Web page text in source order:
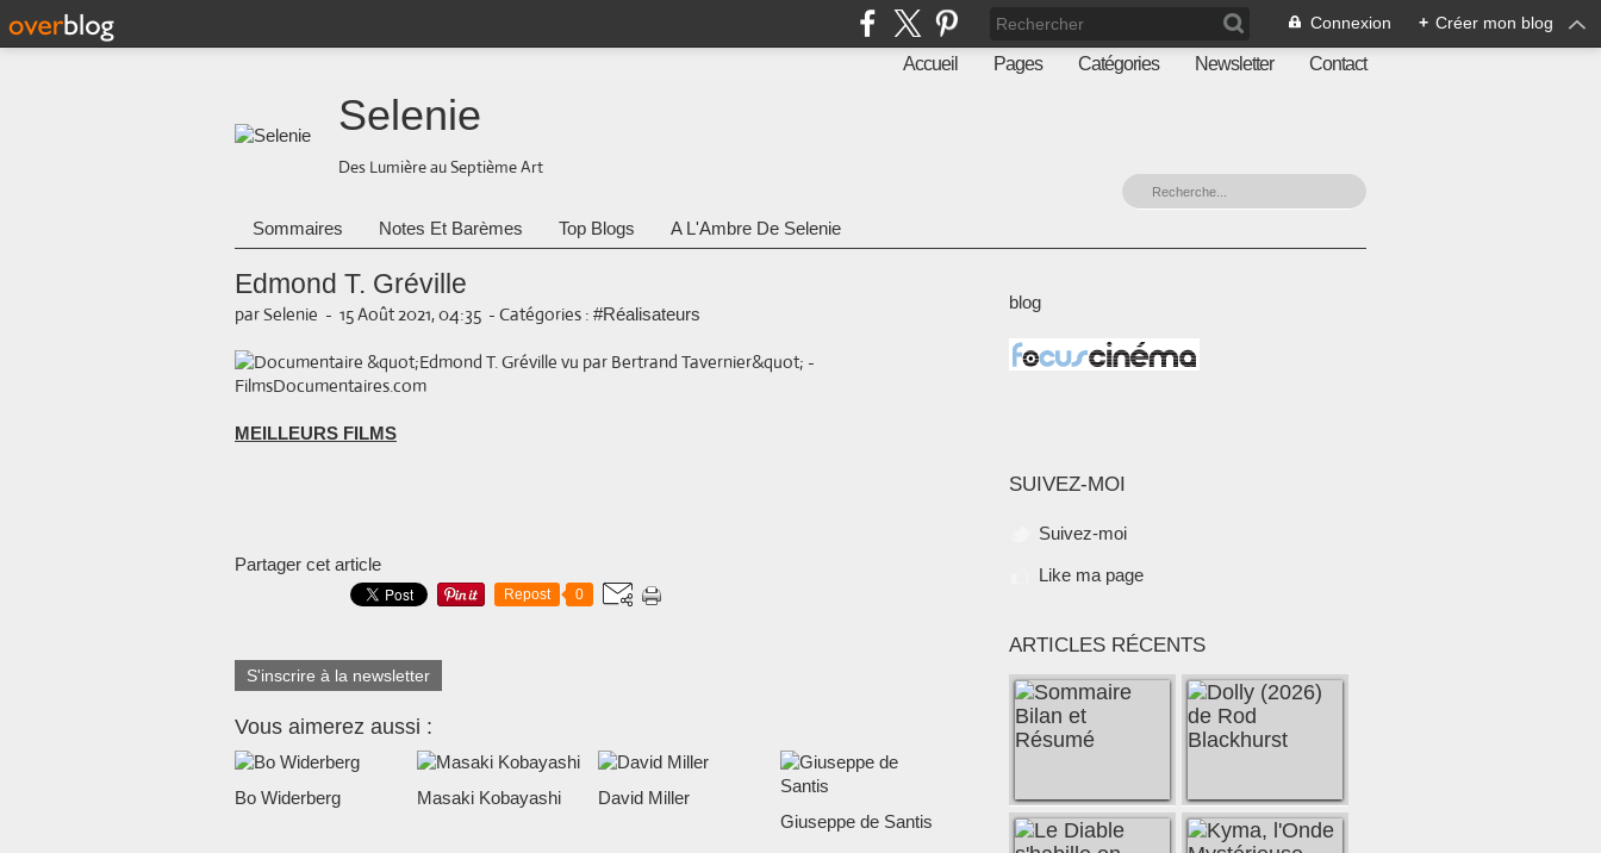
Connexion + Créer mon blog
Accueil Pages Catégories Newsletter Contact
Selenie
Des Lumière au Septième Art
Sommaires Notes Et Barèmes Top Blogs A L'Ambre De Selenie
Edmond T. Gréville
par Selenie - 15 Août 2021, 04:35 - Catégories : #Réalisateurs
MEILLEURS FILMS
Partager cet article
Repost 0
S'inscrire à la newsletter
Vous aimerez aussi :
Bo Widerberg Masaki Kobayashi
David Miller
Giuseppe de Santis
blog
SUIVEZ-MOI
Suivez-moi
Like ma page
ARTICLES RÉCENTS